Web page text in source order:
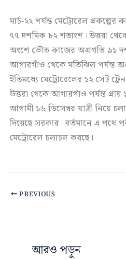
মার্চ-২২ পর্যন্ত মেট্রোরেল প্রকল্পের
৭৭ দশমিক ৮২ শতাংশ। উত্তরা
অংশে ভৌত কাজের অগ্রগতি ৯১
আগারগাঁও থেকে মতিঝিল পর্যন্ত
ইতিমধ্যে মেট্রোরেলের ১২ সেট
উত্তরা থেকে আগারগাঁও পর্যন্ত
আগামী ১৬ ডিসেম্বর যাত্রী নিয়ে
দিয়েছে সরকার। বর্তমানে এ পথে
মেট্রোরেল চলাচল করছে।
PREVIOUS
আরও পড়ুন